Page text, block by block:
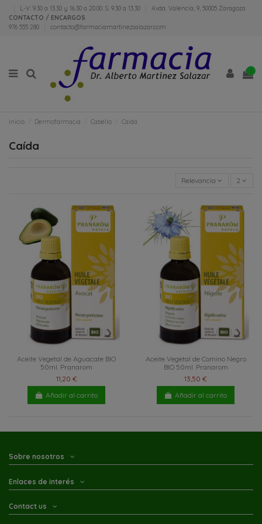
L-V: 9.30 a 13.30 y 16.30 a 20.00. S: 9.30 a 13.30
Avda. Valencia, 9, 50005 Zaragoza
CONTACTO / ENCARGOS
976 555 280
contacto@farmaciamartinezsalazar.com
Inicio Dermofarmacia Cabello Caída
Caída
Relevancia 2
Aceite Vegetal de Aguacate BIO
50ml. Pranarom
11,20 €
Añadir al carrito
Aceite Vegetal de Comino Negro
BIO 50ml. Pranarom
13,50 €
Añadir al carrito
Sobre nosotros
Enlaces de interés
Contact us